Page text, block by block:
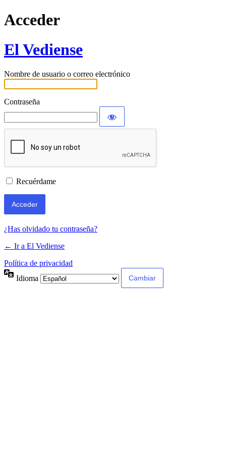
Acceder
El Vediense
Nombre de usuario o correo electrónico
Contraseña
Recuérdame
¿Has olvidado tu contraseña?
← Ir a El Vediense
Política de privacidad
Idioma